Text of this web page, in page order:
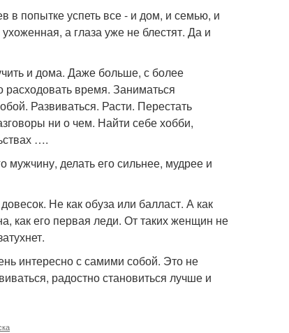
в попытке успеть все - и дом, и семью, и
а глаза уже не блестят. Да и
и дома. Даже больше, с более
время. Заниматься
Развиваться. Расти. Перестать
ни о чем. Найти себе хобби,
….
делать его сильнее, мудрее и
Не как обуза или балласт. А как
как его первая леди. От таких женщин не
интересно с самими собой. Это не
радостно становиться лучше и